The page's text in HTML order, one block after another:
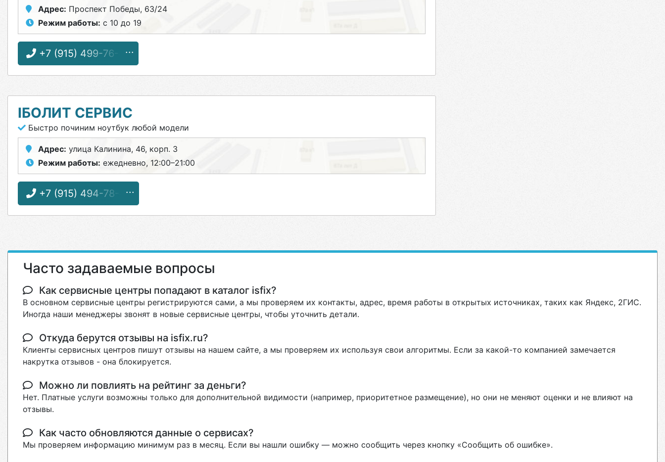
Адрес: Проспект Победы, 63/24
Режим работы: с 10 до 19
+7 (915) 499-76-87
IБОЛИТ СЕРВИС
Быстро починим ноутбук любой модели
Адрес: улица Калинина, 46, корп. 3
Режим работы: ежедневно, 12:00–21:00
+7 (915) 494-78-87
Часто задаваемые вопросы
Как сервисные центры попадают в каталог isfix?
В основном сервисные центры регистрируются сами, а мы проверяем их контакты, адрес, время работы в открытых источниках, таких как Яндекс, 2ГИС.
Иногда наши менеджеры звонят в новые сервисные центры, чтобы уточнить детали.
Откуда берутся отзывы на isfix.ru?
Клиенты сервисных центров пишут отзывы на нашем сайте, а мы проверяем их используя свои алгоритмы. Если за какой-то компанией замечается
накрутка отзывов - она блокируется.
Можно ли повлиять на рейтинг за деньги?
Нет. Платные услуги возможны только для дополнительной видимости (например, приоритетное размещение), но они не меняют оценки и не влияют на
отзывы.
Как часто обновляются данные о сервисах?
Мы проверяем информацию минимум раз в месяц. Если вы нашли ошибку — можно сообщить через кнопку «Сообщить об ошибке».